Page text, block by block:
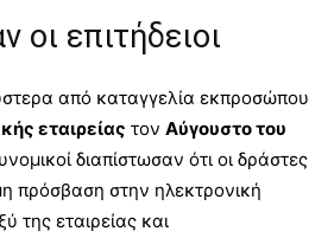
οι επιτήδειοι
από καταγγελία εκπροσώπου
εταιρείας τον Αύγουστο του
διαπίστωσαν ότι οι δράστες
πρόσβαση στην ηλεκτρονική
της εταιρείας και